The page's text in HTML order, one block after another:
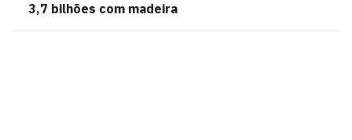
3,7 bilhões com madeira